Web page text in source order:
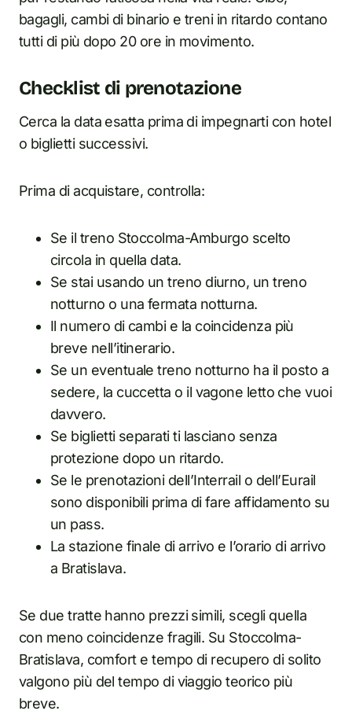
bagagli, cambi di binario e treni in ritardo contano
tutti di più dopo 20 ore in movimento.
Checklist di prenotazione
Cerca la data esatta prima di impegnarti con hotel
o biglietti successivi.
Prima di acquistare, controlla:
Se il treno Stoccolma-Amburgo scelto
circola in quella data.
Se stai usando un treno diurno, un treno
notturno o una fermata notturna.
Il numero di cambi e la coincidenza più
breve nell’itinerario.
Se un eventuale treno notturno ha il posto a
sedere, la cuccetta o il vagone letto che vuoi
davvero.
Se biglietti separati ti lasciano senza
protezione dopo un ritardo.
Se le prenotazioni dell’Interrail o dell’Eurail
sono disponibili prima di fare affidamento su
un pass.
La stazione finale di arrivo e l’orario di arrivo
a Bratislava.
Se due tratte hanno prezzi simili, scegli quella
con meno coincidenze fragili. Su Stoccolma-
Bratislava, comfort e tempo di recupero di solito
valgono più del tempo di viaggio teorico più
breve.